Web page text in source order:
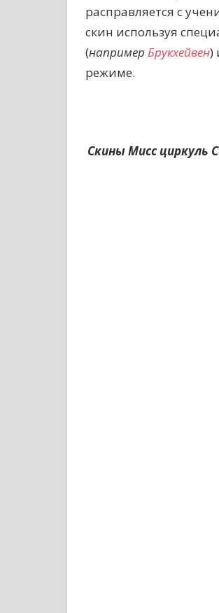
расправляется с
скин используя
(например Брукхейвен)
режиме.
Скины Мисс циркуль